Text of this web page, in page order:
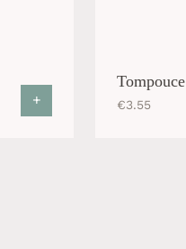
+
Tompouce
€3.55